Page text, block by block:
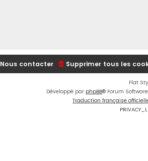
Supprimer tous les
Nous contacter
Flat
Développé par phpBB® Forum
Traduction française